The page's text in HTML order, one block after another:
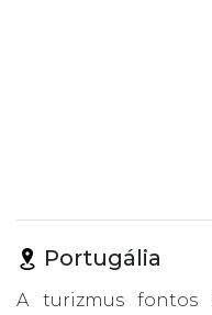
Portugália
A turizmus fontos